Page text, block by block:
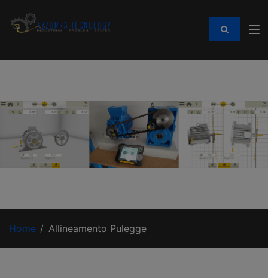
Home Allineamento Pulegge